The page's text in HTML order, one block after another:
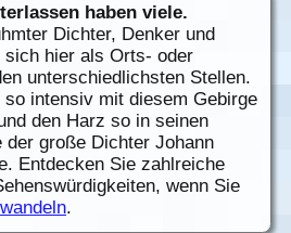
haben viele.
Dichter, Denker und
sich hier als Orts- oder
unterschiedlichsten Stellen.
intensiv mit diesem Gebirge
den Harz so in seinen
große Dichter Johann
Entdecken Sie zahlreiche
wenn Sie
.